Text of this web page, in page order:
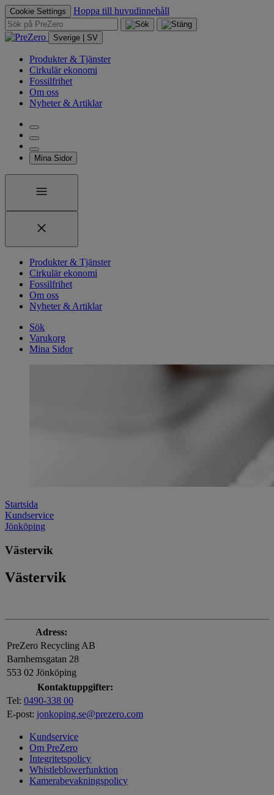
Cookie Settings Hoppa till huvudinnehåll
Sverige | SV
Produkter & Tjänster
Cirkulär ekonomi
Fossilfrihet
Om oss
Nyheter & Artiklar
Mina Sidor
Produkter & Tjänster
Cirkulär ekonomi
Fossilfrihet
Om oss
Nyheter & Artiklar
Sök
Varukorg
Mina Sidor
Startsida
Kundservice
Jönköping
Västervik
Västervik
Adress:
PreZero Recycling AB
Barnhemsgatan 28
553 02 Jönköping
Kontaktuppgifter:
Tel: 0490-338 00
E-post: jonkoping.se@prezero.com
Kundservice
Om PreZero
Integritetspolicy
Whistleblowerfunktion
Kamerabevakningspolicy